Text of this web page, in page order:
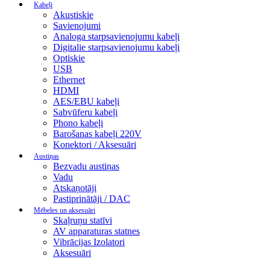
Kabeļi
Akustiskie
Savienojumi
Analoga starpsavienojumu kabeļi
Digitalie starpsavienojumu kabeļi
Optiskie
USB
Ethernet
HDMI
AES/EBU kabeļi
Sabvūferu kabeļi
Phono kabeļi
Barošanas kabeļi 220V
Konektori / Aksesuāri
Austiņas
Bezvadu austiņas
Vadu
Atskaņotāji
Pastiprinātāji / DAC
Mēbeles un aksesuāri
Skaļruņu statīvi
AV apparaturas statnes
Vibrācijas Izolatori
Aksesuāri